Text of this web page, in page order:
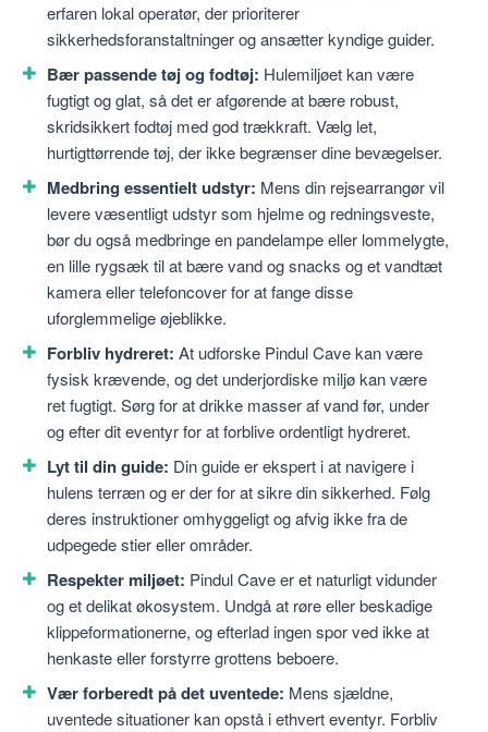
erfaren lokal operatør, der prioriterer
sikkerhedsforanstaltninger og ansætter kyndige guider.
Bær passende tøj og fodtøj: Hulemiljøet kan være
fugtigt og glat, så det er afgørende at bære robust,
skridsikkert fodtøj med god trækkraft. Vælg let,
hurtigttørrende tøj, der ikke begrænser dine bevægelser.
Medbring essentielt udstyr: Mens din rejsearrangør vil
levere væsentligt udstyr som hjelme og redningsveste,
bør du også medbringe en pandelampe eller lommelygte,
en lille rygsæk til at bære vand og snacks og et vandtæt
kamera eller telefoncover for at fange disse
uforglemmelige øjeblikke.
Forbliv hydreret: At udforske Pindul Cave kan være
fysisk krævende, og det underjordiske miljø kan være
ret fugtigt. Sørg for at drikke masser af vand før, under
og efter dit eventyr for at forblive ordentligt hydreret.
Lyt til din guide: Din guide er ekspert i at navigere i
hulens terræn og er der for at sikre din sikkerhed. Følg
deres instruktioner omhyggeligt og afvig ikke fra de
udpegede stier eller områder.
Respekter miljøet: Pindul Cave er et naturligt vidunder
og et delikat økosystem. Undgå at røre eller beskadige
klippeformationerne, og efterlad ingen spor ved ikke at
henkaste eller forstyrre grottens beboere.
Vær forberedt på det uventede: Mens sjældne,
uventede situationer kan opstå i ethvert eventyr. Forbliv